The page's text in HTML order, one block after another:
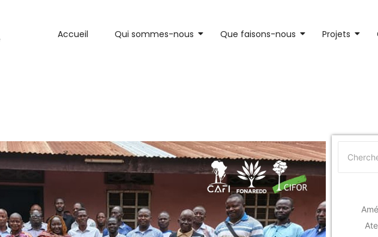
Accueil Qui sommes-nous Que faisons-nous Projets
restitue les travaux de l’Assemblée